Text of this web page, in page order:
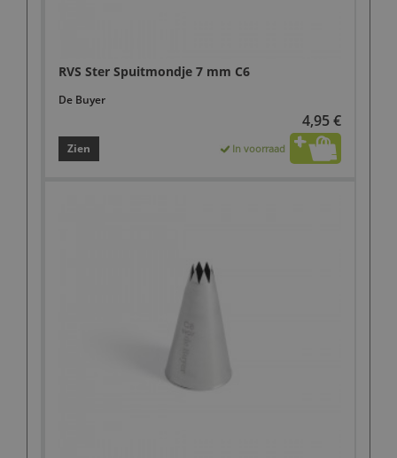
RVS Ster Spuitmondje 7 mm C6
De Buyer
4,95 €
Zien In voorraad